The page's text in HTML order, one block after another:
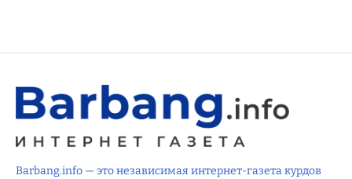
Barbang.info — это независимая интернет-газета курдов